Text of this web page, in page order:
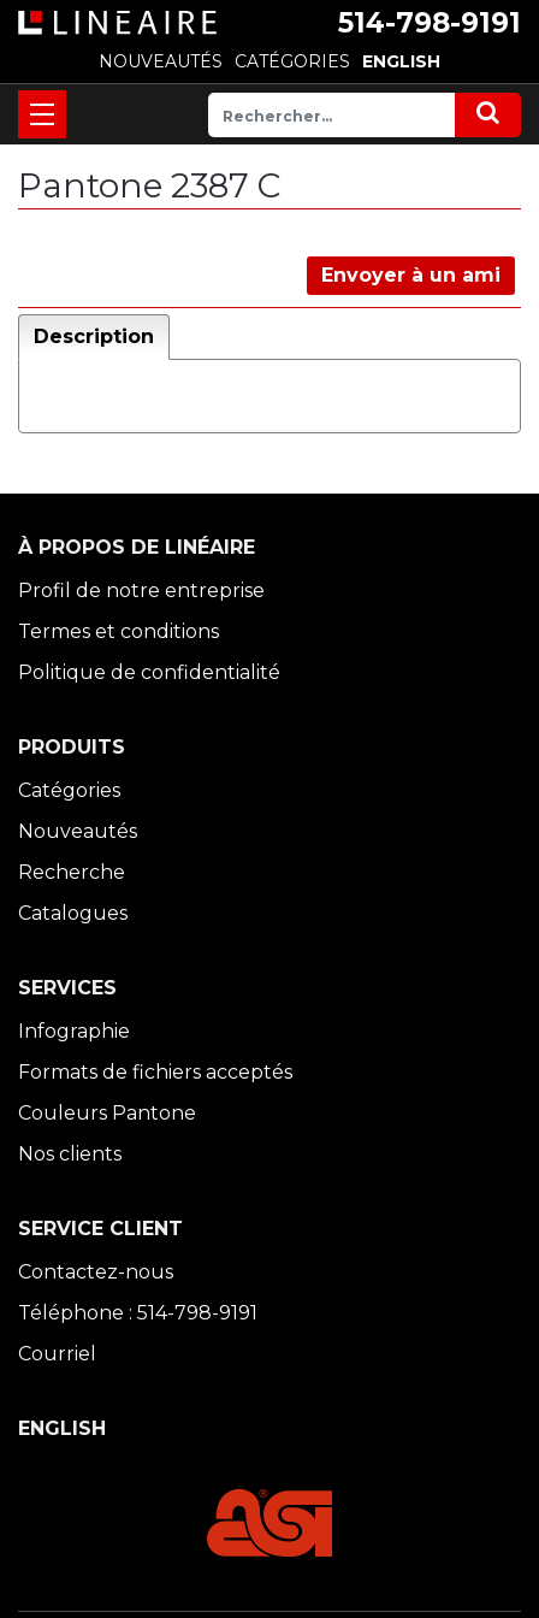
514-798-9191
NOUVEAUTÉS CATÉGORIES ENGLISH
Pantone 2387 C
Envoyer à un ami
Description
À PROPOS DE LINÉAIRE
Profil de notre entreprise
Termes et conditions
Politique de confidentialité
PRODUITS
Catégories
Nouveautés
Recherche
Catalogues
SERVICES
Infographie
Formats de fichiers acceptés
Couleurs Pantone
Nos clients
SERVICE CLIENT
Contactez-nous
Téléphone : 514-798-9191
Courriel
ENGLISH